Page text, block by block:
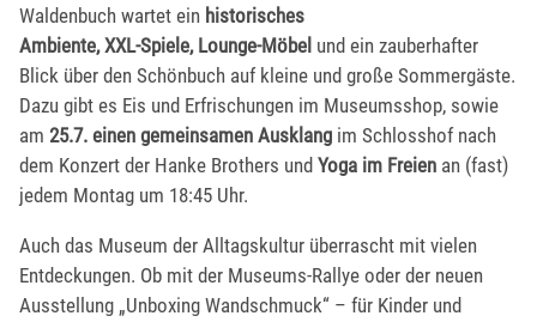
Waldenbuch wartet ein historisches
Ambiente, XXL-Spiele, Lounge-Möbel und ein zauberhafter
Blick über den Schönbuch auf kleine und große Sommergäste.
Dazu gibt es Eis und Erfrischungen im Museumsshop, sowie
am 25.7. einen gemeinsamen Ausklang im Schlosshof nach
dem Konzert der Hanke Brothers und Yoga im Freien an (fast)
jedem Montag um 18:45 Uhr.
Auch das Museum der Alltagskultur überrascht mit vielen
Entdeckungen. Ob mit der Museums-Rallye oder der neuen
Ausstellung „Unboxing Wandschmuck“ – für Kinder und